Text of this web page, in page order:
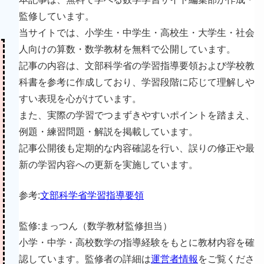
監修しています。
当サイトでは、小学生・中学生・高校生・大学生・社会
人向けの算数・数学教材を無料で公開しています。
記事の内容は、文部科学省の学習指導要領および学校教
科書を参考に作成しており、学習段階に応じて理解しや
すい表現を心がけています。
また、実際の学習でつまずきやすいポイントを踏まえ、
例題・練習問題・解説を掲載しています。
記事公開後も定期的な内容確認を行い、誤りの修正や最
新の学習内容への更新を実施しています。
参考:文部科学省学習指導要領
監修:まっつん（数学教材監修担当）
小学・中学・高校数学の指導経験をもとに教材内容を確
認しています。監修者の詳細は運営者情報 をご覧くださ